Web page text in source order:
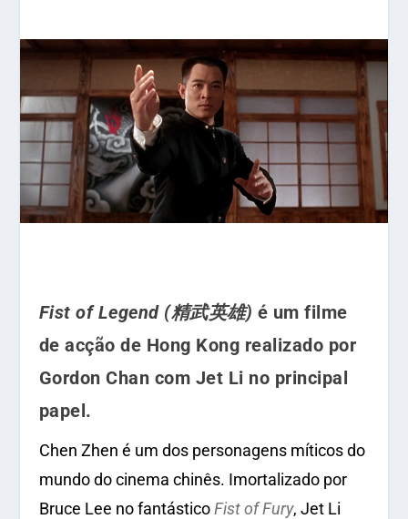
Fist of Legend (精武英雄) é um filme
de acção de Hong Kong realizado por
Gordon Chan com Jet Li no principal
papel.
Chen Zhen é um dos personagens míticos do
mundo do cinema chinês. Imortalizado por
Bruce Lee no fantásticoFist of Fury, Jet Li